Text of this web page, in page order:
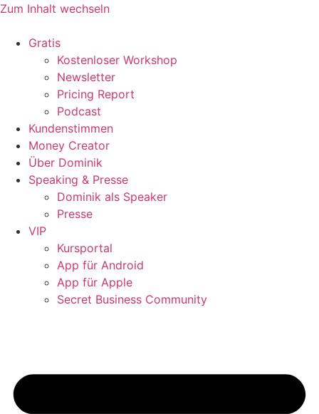
Zum Inhalt wechseln
Gratis
Kostenloser Workshop
Newsletter
Pricing Report
Podcast
Kundenstimmen
Money Creator
Über Dominik
Speaking & Presse
Dominik als Speaker
Presse
VIP
Kursportal
App für Android
App für Apple
Secret Business Community